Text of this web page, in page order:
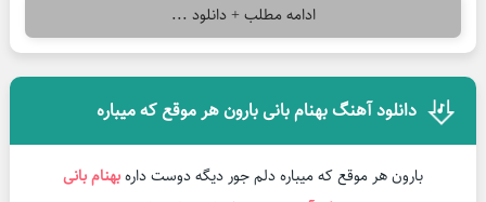
ادامه مطلب + دانلود ...
دانلود آهنگ بهنام بانی بارون هر موقع که میباره
بارون هر موقع که میباره دلم جور دیگه دوست دارهبهنام بانی